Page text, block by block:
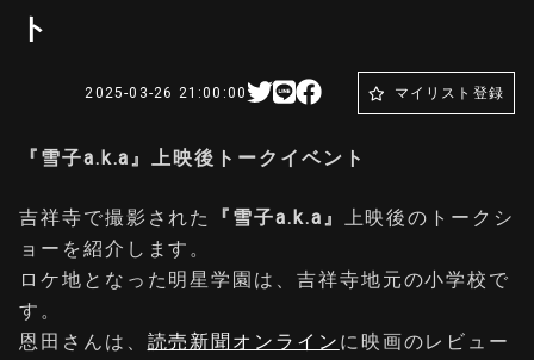
ト
2025-03-26 21:00:00 マイリスト登録
『雪子a.k.a』上映後トークイベント
吉祥寺で撮影された 『雪子a.k.a』 上映後のトークシ
ョーを紹介します。
ロケ地となった明星学園は、吉祥寺地元の小学校で
す。
恩田さんは、 読売新聞オンライン に映画のレビュー